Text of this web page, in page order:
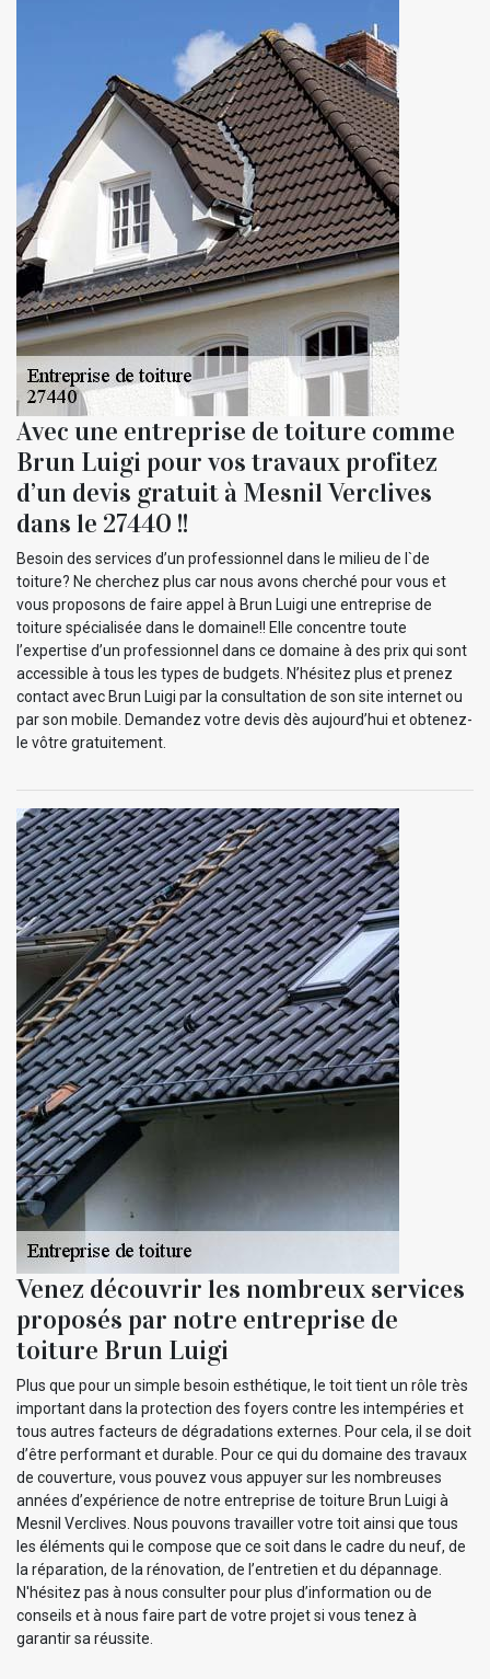
Avec une entreprise de toiture comme
Brun Luigi pour vos travaux profitez
d’un devis gratuit à Mesnil Verclives
dans le 27440 !!
Besoin des services d’un professionnel dans le milieu de l`de
toiture? Ne cherchez plus car nous avons cherché pour vous et
vous proposons de faire appel à Brun Luigi une entreprise de
toiture spécialisée dans le domaine!! Elle concentre toute
l’expertise d’un professionnel dans ce domaine à des prix qui sont
accessible à tous les types de budgets. N’hésitez plus et prenez
contact avec Brun Luigi par la consultation de son site internet ou
par son mobile. Demandez votre devis dès aujourd’hui et obtenez-
le vôtre gratuitement.
Venez découvrir les nombreux services
proposés par notre entreprise de
toiture Brun Luigi
Plus que pour un simple besoin esthétique, le toit tient un rôle très
important dans la protection des foyers contre les intempéries et
tous autres facteurs de dégradations externes. Pour cela, il se doit
d’être performant et durable. Pour ce qui du domaine des travaux
de couverture, vous pouvez vous appuyer sur les nombreuses
années d’expérience de notre entreprise de toiture Brun Luigi à
Mesnil Verclives. Nous pouvons travailler votre toit ainsi que tous
les éléments qui le compose que ce soit dans le cadre du neuf, de
la réparation, de la rénovation, de l’entretien et du dépannage.
N'hésitez pas à nous consulter pour plus d’information ou de
conseils et à nous faire part de votre projet si vous tenez à
garantir sa réussite.